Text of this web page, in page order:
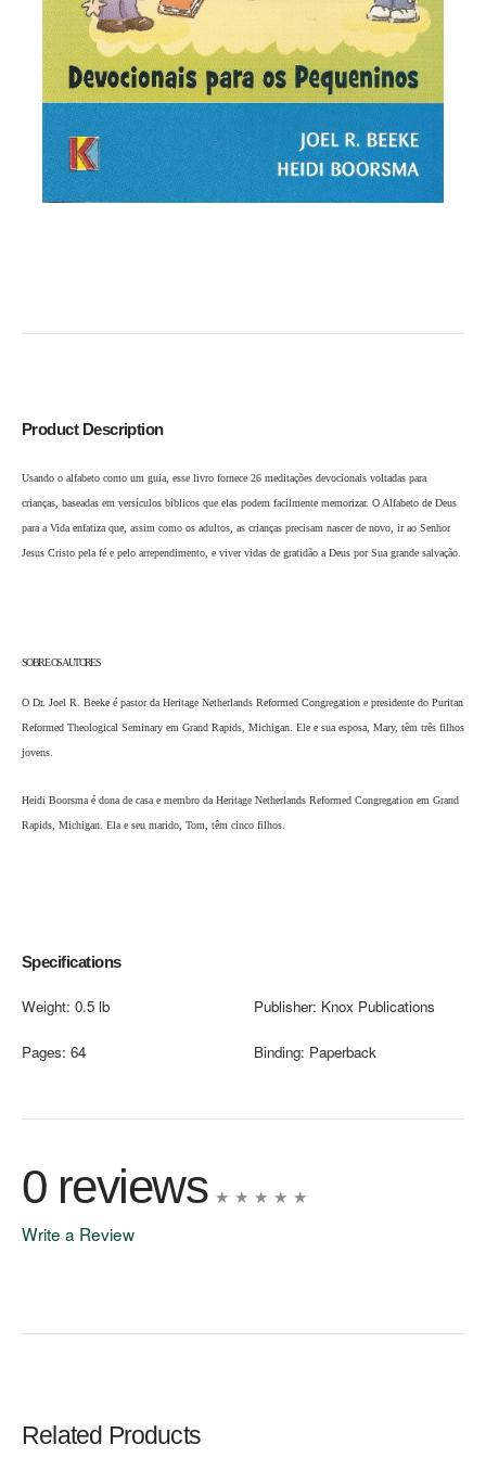
Product Description
Usando o alfabeto como um guia, esse livro fornece 26 meditações devocionais voltadas para
crianças, baseadas em versículos bíblicos que elas podem facilmente memorizar. O Alfabeto de Deus
para a Vida enfatiza que, assim como os adultos, as crianças precisam nascer de novo, ir ao Senhor
Jesus Cristo pela fé e pelo arrependimento, e viver vidas de gratidão a Deus por Sua grande salvação.
SOBRE OS AUTORES
O Dr. Joel R. Beeke é pastor da Heritage Netherlands Reformed Congregation e presidente do Puritan
Reformed Theological Seminary em Grand Rapids, Michigan. Ele e sua esposa, Mary, têm três filhos
jovens.
Heidi Boorsma é dona de casa e membro da Heritage Netherlands Reformed Congregation em Grand
Rapids, Michigan. Ela e seu marido, Tom, têm cinco filhos.
Specifications
Weight: 0.5 lb Publisher: Knox Publications
Pages: 64 Binding: Paperback
0 reviews
Write a Review
Write A Review
Related Products